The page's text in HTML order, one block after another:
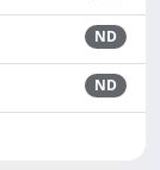
ND
ND